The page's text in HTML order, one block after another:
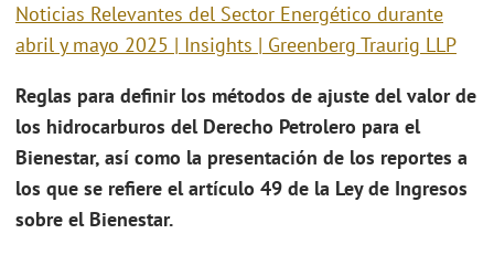
Noticias Relevantes del Sector Energético durante
abril y mayo 2025 | Insights | Greenberg Traurig LLP
Reglas para definir los métodos de ajuste del valor de
los hidrocarburos del Derecho Petrolero para el
Bienestar, así como la presentación de los reportes a
los que se refiere el artículo 49 de la Ley de Ingresos
sobre el Bienestar.